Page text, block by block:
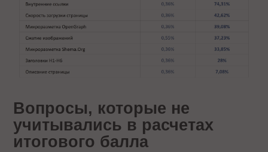
Вопросы, которые не
учитывались в расчетах
итогового балла